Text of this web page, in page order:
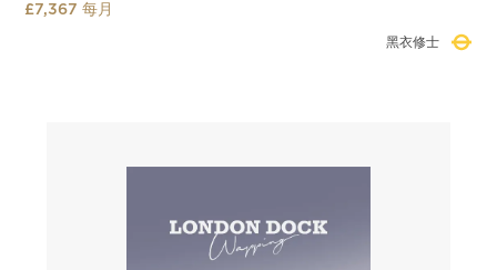
£7,367 每月
黑衣修士